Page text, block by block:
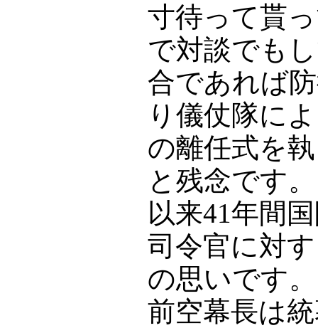
寸待って貰
で対談でも
合であれば
り儀仗隊に
の離任式を
と残念です
以来41年間
司令官に対
の思いです。
前空幕長は